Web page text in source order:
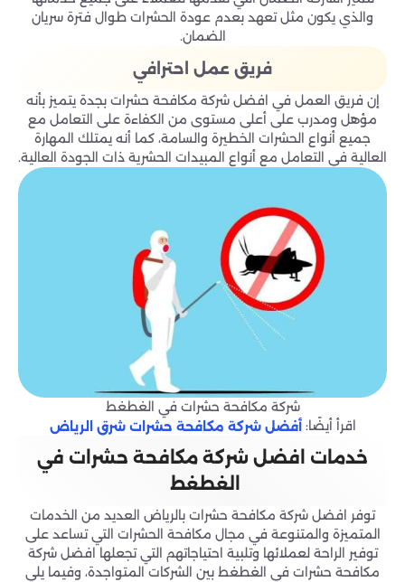
والذي يكون مثل تعهد بعدم عودة الحشرات طوال فترة سريان
الضمان.
فريق عمل احترافي
إن فريق العمل في افضل شركة مكافحة حشرات بجدة يتميز بأنه
مؤهل ومدرب على أعلى مستوى من الكفاءة على التعامل مع
جميع أنواع الحشرات الخطيرة والسامة، كما أنه يمتلك المهارة
العالية في التعامل مع أنواع المبيدات الحشرية ذات الجودة العالية.
شركة مكافحة حشرات في الغطغط
اقرأ أيضًا:أفضل شركة مكافحة حشرات شرق الرياض
خدمات افضل شركة مكافحة حشرات في
الغطغط
توفر افضل شركة مكافحة حشرات بالرياض العديد من الخدمات
المتميزة والمتنوعة في مجال مكافحة الحشرات التي تساعد على
توفير الراحة لعملائها وتلبية احتياجاتهم التي تجعلها افضل شركة
مكافحة حشرات في الغطغط بين الشركات المتواجدة، وفيما يلي